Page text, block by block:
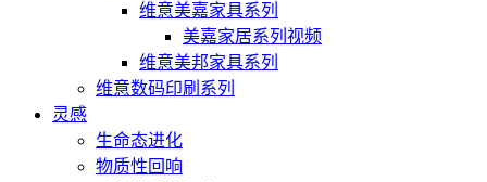
维意美嘉家具系列
美嘉家居系列视频
维意美邦家具系列
维意数码印刷系列
灵感
生命态进化
物质性回响